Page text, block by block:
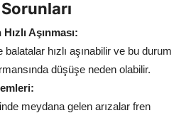
Aşınması:
hızlı aşınabilir ve bu durum
düşüşe neden olabilir.
meydana gelen arızalar fren